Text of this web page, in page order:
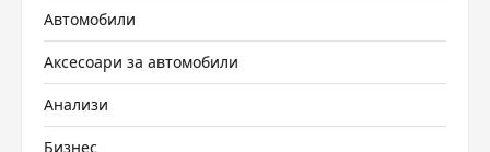
Автомобили
Аксесоари за автомобили
Анализи
Бизнес